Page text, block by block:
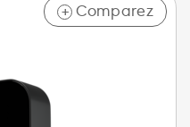
+ Comparez